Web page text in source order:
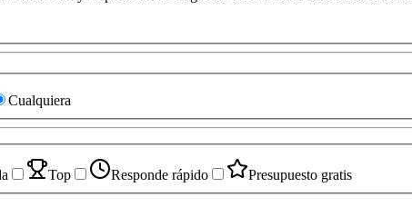
Cualquiera
Top Responde rápido Presupuesto gratis